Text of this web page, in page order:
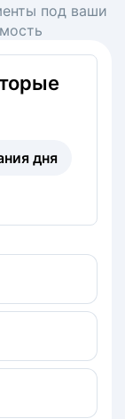
под ваши
дня